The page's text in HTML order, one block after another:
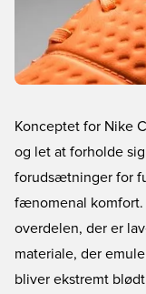
Konceptet for Nike
og let at forholde
forudsætninger for
fænomenal komfort.
overdelen, der er
materiale, der
bliver ekstremt